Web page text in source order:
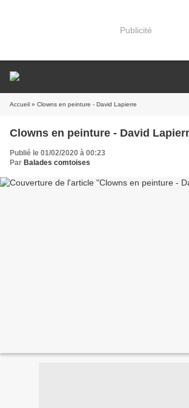
Publicité
Accueil » Clowns en peinture - David Lapierre
Clowns en peinture - David
Publié le 01/02/2020 à 00:23
Par Balades comtoises